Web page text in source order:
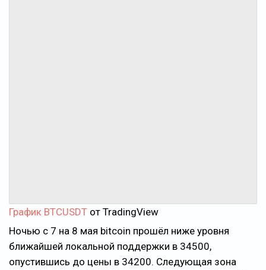
График BTCUSDT от TradingView
Ночью с 7 на 8 мая bitcoin прошёл ниже уровня
ближайшей локальной поддержки в 34500,
опустившись до цены в 34200. Следующая зона